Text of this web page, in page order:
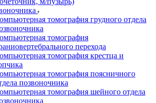
томография грудного отдела
томография
перехода
томография крестца и
томография поясничного
позвоночника
томография шейного отдела